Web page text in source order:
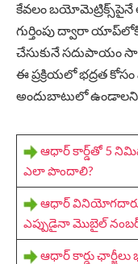
కేవలం బయోమెట్రిక్స్‌పైనే
గుర్తింపు ద్వారా
చేసుకునే సదుపాయం
ఈ ప్రక్రియలో భద్రత
అందుబాటులో ఉండాలని
ఆధార్ కార్డ్‌తో 5
ఎలా పొందాలి?
ఆధార్
ఎప్పుడైనా మొబైల్ నంబర్
ఆధార్ కార్డు ఛార్జీలు